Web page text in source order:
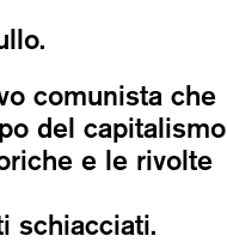
comunista che
del capitalismo
e le rivolte
schiacciati.